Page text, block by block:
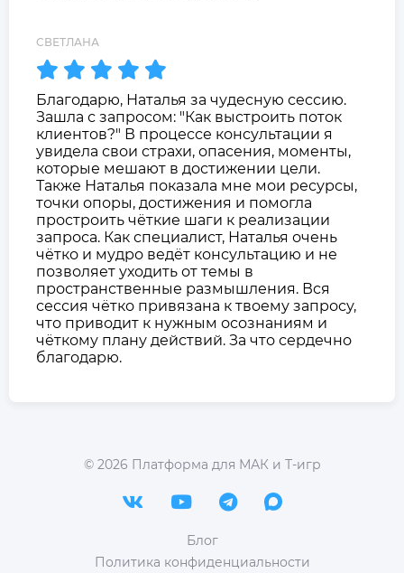
СВЕТЛАНА
Благодарю, Наталья за чудесную сессию.
Зашла с запросом: "Как выстроить поток
клиентов?" В процессе консультации я
увидела свои страхи, опасения, моменты,
которые мешают в достижении цели.
Также Наталья показала мне мои ресурсы,
точки опоры, достижения и помогла
простроить чёткие шаги к реализации
запроса. Как специалист, Наталья очень
чётко и мудро ведёт консультацию и не
позволяет уходить от темы в
пространственные размышления. Вся
сессия чётко привязана к твоему запросу,
что приводит к нужным осознаниям и
чёткому плану действий. За что сердечно
благодарю.
© 2026 Платформа для МАК и Т-игр
Блог
Политика конфиденциальности